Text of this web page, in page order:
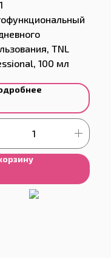
TNL
100 мл